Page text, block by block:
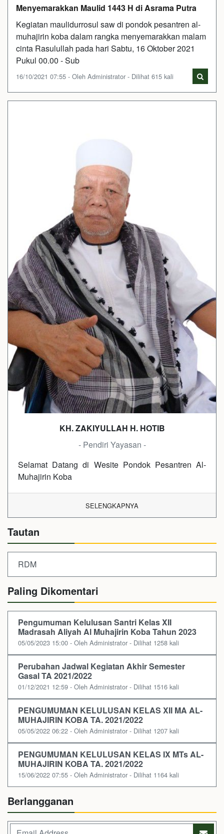
Menyemarakkan Maulid 1443 H di Asrama Putra
Kegiatan maulidurrosul saw di pondok pesantren al-
muhajirin koba dalam rangka menyemarakkan malam
cinta Rasulullah pada hari Sabtu, 16 Oktober 2021
Pukul 00.00 - Sub
16/10/2021 07:55 - Oleh Administrator - Dilihat 615 kali
KH. ZAKIYULLAH H. HOTIB
- Pendiri Yayasan -
Selamat Datang di Wesite Pondok Pesantren Al-
Muhajirin Koba
SELENGKAPNYA
Tautan
RDM
Paling Dikomentari
Pengumuman Kelulusan Santri Kelas XII
Madrasah Aliyah Al Muhajirin Koba Tahun 2023
05/05/2023 15:00 - Oleh Administrator - Dilihat 1258 kali
Perubahan Jadwal Kegiatan Akhir Semester
Gasal TA 2021/2022
01/12/2021 12:59 - Oleh Administrator - Dilihat 1516 kali
PENGUMUMAN KELULUSAN KELAS XII MA AL-
MUHAJIRIN KOBA TA. 2021/2022
05/05/2022 06:22 - Oleh Administrator - Dilihat 1207 kali
PENGUMUMAN KELULUSAN KELAS IX MTs AL-
MUHAJIRIN KOBA TA. 2021/2022
15/06/2022 07:55 - Oleh Administrator - Dilihat 1164 kali
Berlangganan